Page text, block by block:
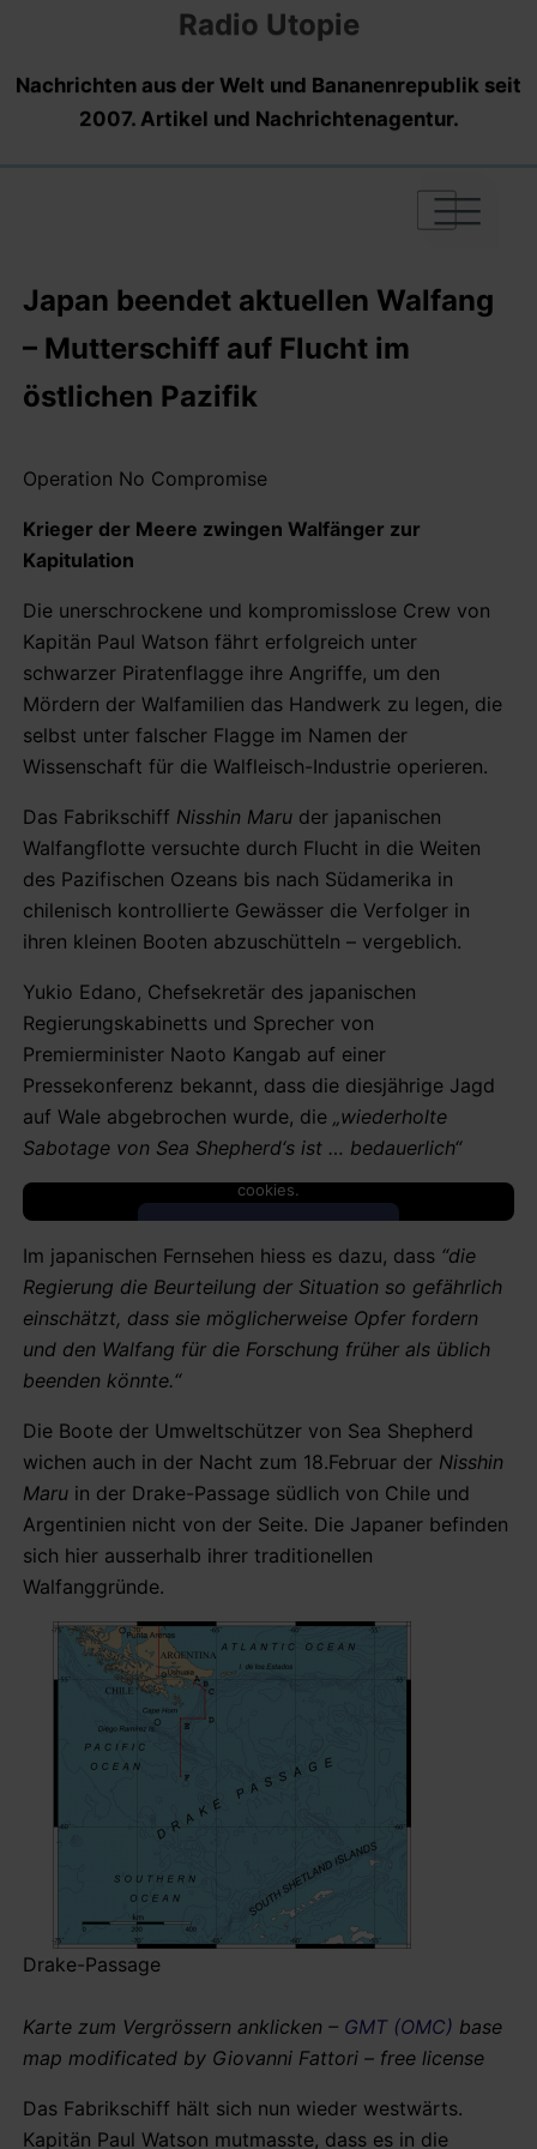
Radio Utopie
Nachrichten aus der Welt und Bananenrepublik seit
2007. Artikel und Nachrichtenagentur.
|
|
|
Japan beendet aktuellen Walfang
– Mutterschiff auf Flucht im
östlichen Pazifik
Operation No Compromise
Krieger der Meere zwingen Walfänger zur
Kapitulation
Die unerschrockene und kompromisslose Crew von
Kapitän Paul Watson fährt erfolgreich unter
schwarzer Piratenflagge ihre Angriffe, um den
Mördern der Walfamilien das Handwerk zu legen, die
selbst unter falscher Flagge im Namen der
Wissenschaft für die Walfleisch-Industrie operieren.
Das Fabrikschiff Nisshin Maru der japanischen
Walfangflotte versuchte durch Flucht in die Weiten
des Pazifischen Ozeans bis nach Südamerika in
chilenisch kontrollierte Gewässer die Verfolger in
ihren kleinen Booten abzuschütteln – vergeblich.
Yukio Edano, Chefsekretär des japanischen
Regierungskabinetts und Sprecher von
Premierminister Naoto Kangab auf einer
Pressekonferenz bekannt, dass die diesjährige Jagd
auf Wale abgebrochen wurde, die „wiederholte
Sabotage von Sea Shepherd‘s ist … bedauerlich“
This content is blocked because it requires marketing
cookies.
Accept marketing cookies
Im japanischen Fernsehen hiess es dazu, dass “die
Regierung die Beurteilung der Situation so gefährlich
einschätzt, dass sie möglicherweise Opfer fordern
und den Walfang für die Forschung früher als üblich
beenden könnte.“
Die Boote der Umweltschützer von Sea Shepherd
wichen auch in der Nacht zum 18.Februar der Nisshin
Maru in der Drake-Passage südlich von Chile und
Argentinien nicht von der Seite. Die Japaner befinden
sich hier ausserhalb ihrer traditionellen
Walfanggründe.
Drake-Passage
Karte zum Vergrössern anklicken – GMT (OMC) base
map modificated by Giovanni Fattori – free license
Das Fabrikschiff hält sich nun wieder westwärts.
Kapitän Paul Watson mutmasste, dass es in die